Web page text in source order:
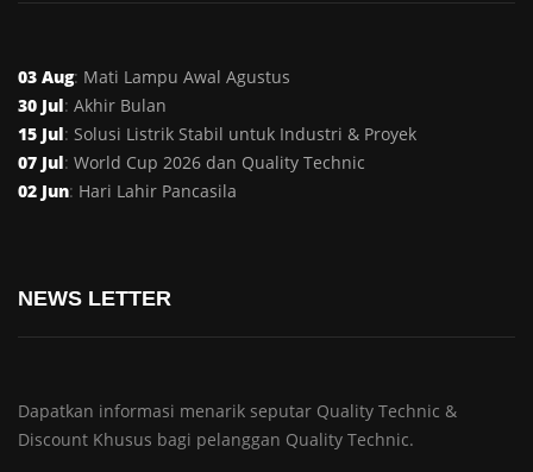
03 Aug: Mati Lampu Awal Agustus
30 Jul: Akhir Bulan
15 Jul: Solusi Listrik Stabil untuk Industri & Proyek
07 Jul: World Cup 2026 dan Quality Technic
02 Jun: Hari Lahir Pancasila
NEWS LETTER
Dapatkan informasi menarik seputar Quality Technic &
Discount Khusus bagi pelanggan Quality Technic.